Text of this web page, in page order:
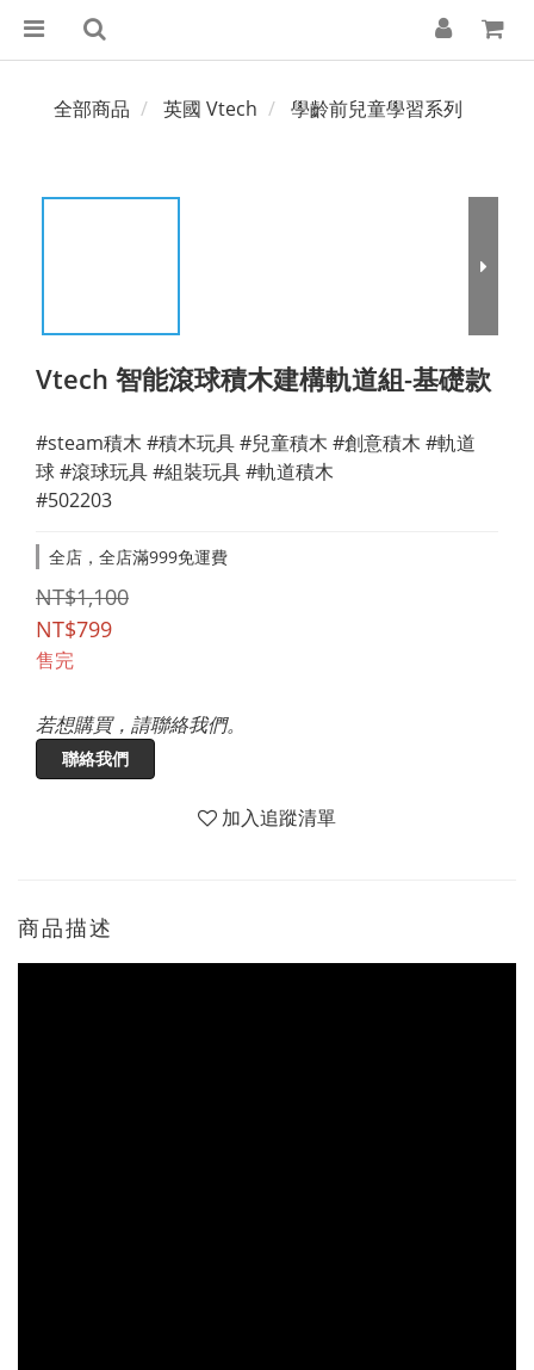
全部商品 英國 Vtech 學齡前兒童學習系列
Vtech 智能滾球積木建構軌道組-基礎款
#steam積木 #積木玩具 #兒童積木 #創意積木 #軌道
球 #滾球玩具 #組裝玩具 #軌道積木
#502203
全店，全店滿999免運費
NT$1,100
NT$799
售完
若想購買，請聯絡我們。
聯絡我們
加入追蹤清單
商品描述